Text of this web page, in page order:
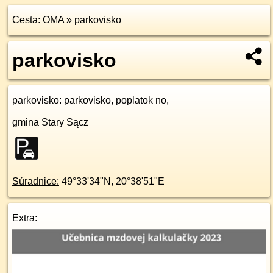
Cesta: OMA» parkovisko
parkovisko
parkovisko: parkovisko, poplatok no,
gmina Stary Sącz
Súradnice: 49°33'34"N , 20°38'51"E
Extra: